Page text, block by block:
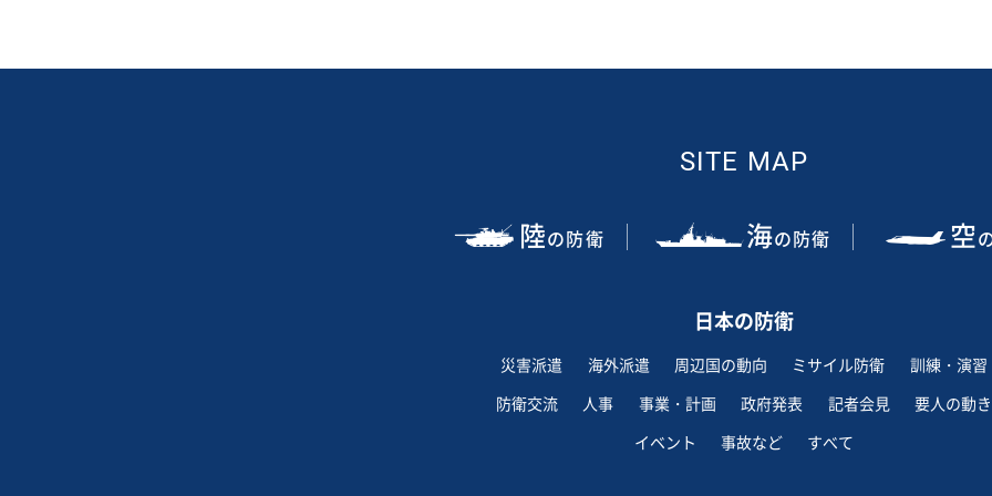
SITE MAP
陸の防衛 海の防衛 空
日本の防衛
災害派遣 海外派遣 周辺国の動向 ミサイル防衛
訓練・演習
防衛交流
人事 事業・計画 政府発表 記者会見
要人の動き
イベント
事故など すべて